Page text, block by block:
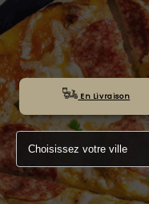
VOTRE COMPTE
NOTRE RESTAURANT
VOS AVIS
MENTIONS LÉGALES
C.G.V
En Livraison